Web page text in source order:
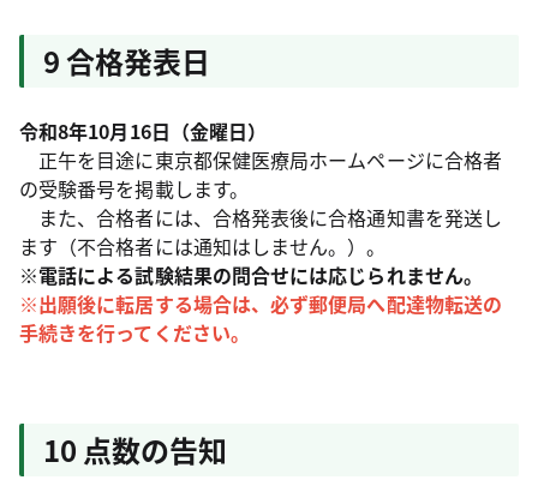
9 合格発表日
令和8年10月16日（金曜日）
正午を目途に東京都保健医療局ホームページに合格者
の受験番号を掲載します。
また、合格者には、合格発表後に合格通知書を発送し
ます（不合格者には通知はしません。）。
※電話による試験結果の問合せには応じられません。
※出願後に転居する場合は、必ず郵便局へ配達物転送の
手続きを行ってください。
10 点数の告知